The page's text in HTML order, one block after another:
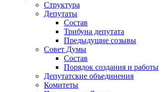
Структура
Депутаты
Состав
Трибуна депутата
Предыдущие созывы
Совет Думы
Состав
Порядок создания и работы
Депутатские объединения
Комитеты